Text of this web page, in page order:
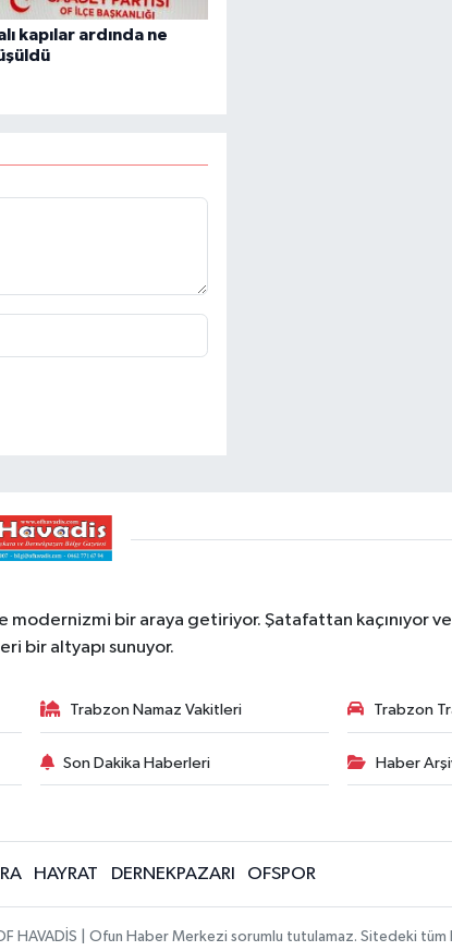
kapılar ardında ne
bir araya getiriyor. Şatafattan kaçınıyor
bir altyapı sunuyor.
Trabzon Namaz Vakitleri Trabzon
Son Dakika Haberleri Haber
HAYRAT DERNEKPAZARI OFSPOR
HAVADİS | Ofun Haber Merkezi sorumlu tutulamaz. Sitedeki tüm